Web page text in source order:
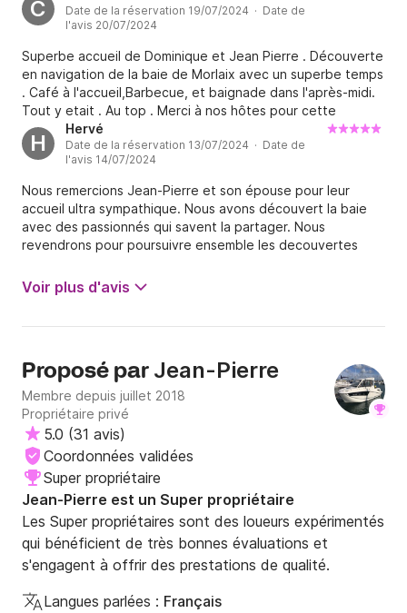
l'après-midi, nous avons dégusté un bon repas avec vue
sur les différents îlots. Cerise sur le gâteau, ils ont jeté
l'ancre près de l'ile de Batz et nous avons nagé dans une
eau très claire. Une ballade avec Jean-Pierre et Dominique
est fortement recommandée. Ils parlent avec passion de la
baie de Morlaix et toutes ses curiosités. Merci beaucoup
c'était top! Aussi pour les filles.
C
Date de la réservation 19/07/2024 · Date de
l'avis 20/07/2024
Superbe accueil de Dominique et Jean Pierre . Découverte
en navigation de la baie de Morlaix avec un superbe temps
. Café à l'accueil,Barbecue, et baignade dans l'après-midi.
Tout y etait . Au top . Merci à nos hôtes pour cette
excellente journée.
H
Hervé
Date de la réservation 13/07/2024 · Date de
l'avis 14/07/2024
Nous remercions Jean-Pierre et son épouse pour leur
accueil ultra sympathique. Nous avons découvert la baie
avec des passionnés qui savent la partager. Nous
revendrons pour poursuivre ensemble les decouvertes
Voir plus d'avis
Proposé par Jean-Pierre
Membre depuis juillet 2018
Propriétaire privé
5.0 (31 avis)
Coordonnées validées
Super propriétaire
Jean-Pierre est un Super propriétaire
Les Super propriétaires sont des loueurs expérimentés
qui bénéficient de très bonnes évaluations et
s'engagent à offrir des prestations de qualité.
Langues parlées : Français